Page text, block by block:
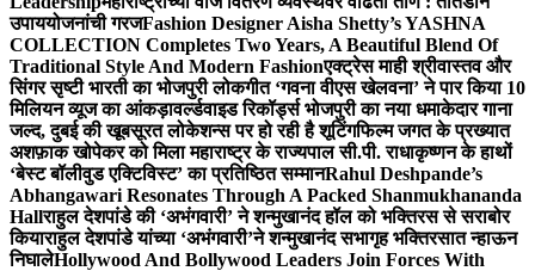
उपाययोजनांची गरजFashion Designer Aisha Shetty’s YASHNA
COLLECTION Completes Two Years, A Beautiful Blend Of
Traditional Style And Modern Fashionएक्ट्रेस माही श्रीवास्तव और
सिंगर सृष्टी भारती का भोजपुरी लोकगीत ‘गवना वीएस खेलवना’ ने पार किया 10
मिलियन व्यूज का आंकड़ावर्ल्डवाइड रिकॉर्ड्स भोजपुरी का नया धमाकेदार गाना
जल्द, दुबई की खूबसूरत लोकेशन्स पर हो रही है शूटिंगफिल्म जगत के प्रख्यात
अशफ़ाक खोपेकर को मिला महाराष्ट्र के राज्यपाल सी.पी. राधाकृष्णन के हाथों
‘बेस्ट बॉलीवुड एक्टिविस्ट’ का प्रतिष्ठित सम्मानRahul Deshpande’s
Abhangawari Resonates Through A Packed Shanmukhananda
Hallराहुल देशपांडे की ‘अभंगवारी’ ने शन्मुखानंद हॉल को भक्तिरस से सराबोर
कियाराहुल देशपांडे यांच्या ‘अभंगवारी’ने शन्मुखानंद सभागृह भक्तिरसात न्हाऊन
निघालेHollywood And Bollywood Leaders Join Forces With